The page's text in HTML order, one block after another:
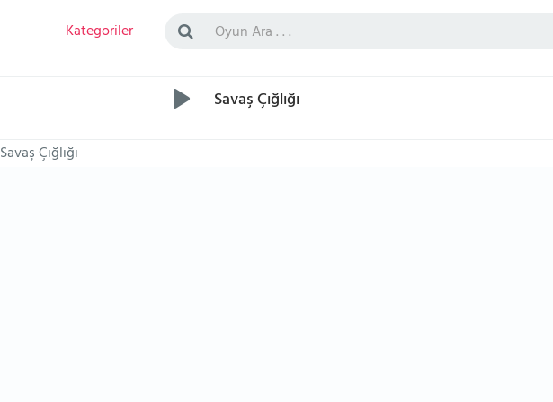
Kategoriler
Savaş Çığlığı
Savaş Çığlığı